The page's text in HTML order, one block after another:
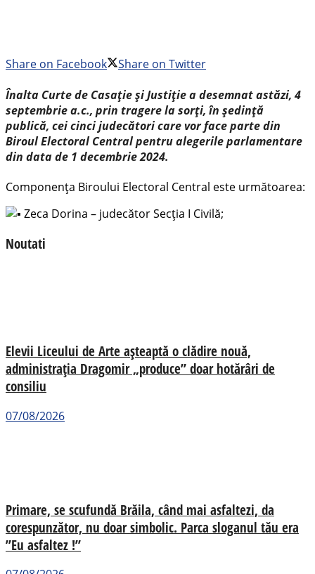
Share on Facebook
Share on Twitter
Înalta Curte de Casație și Justiție a desemnat astăzi, 4
septembrie a.c., prin tragere la sorți, în ședință
publică, cei cinci judecători care vor face parte din
Biroul Electoral Central pentru alegerile parlamentare
din data de 1 decembrie 2024.
Componența Biroului Electoral Central este următoarea:
Zeca Dorina – judecător Secția I Civilă;
Noutati
Elevii Liceului de Arte așteaptă o clădire nouă,
administrația Dragomir „produce” doar hotărâri de
consiliu
07/08/2026
Primare, se scufundă Brăila, când mai asfaltezi, da
corespunzător, nu doar simbolic. Parca sloganul tău era
”Eu asfaltez !”